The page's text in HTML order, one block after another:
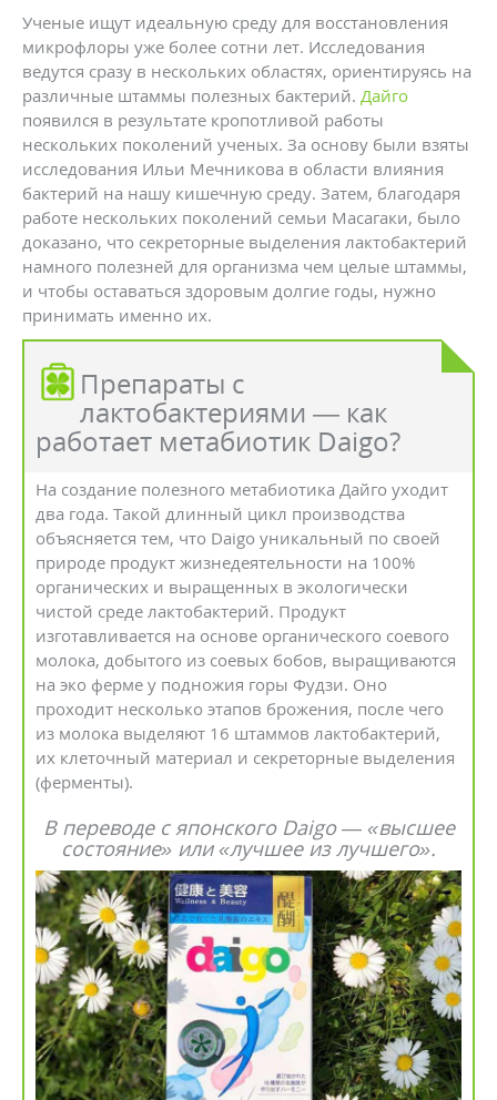
Ученые ищут идеальную среду для восстановления
микрофлоры уже более сотни лет. Исследования
ведутся сразу в нескольких областях, ориентируясь на
различные штаммы полезных бактерий. Дайго
появился в результате кропотливой работы
нескольких поколений ученых. За основу были взяты
исследования Ильи Мечникова в области влияния
бактерий на нашу кишечную среду. Затем, благодаря
работе нескольких поколений семьи Масагаки, было
доказано, что секреторные выделения лактобактерий
намного полезней для организма чем целые штаммы,
и чтобы оставаться здоровым долгие годы, нужно
принимать именно их.
Препараты с
лактобактериями — как
работает метабиотик Daigo?
На создание полезного метабиотика Дайго уходит
два года. Такой длинный цикл производства
объясняется тем, что Daigo уникальный по своей
природе продукт жизнедеятельности на 100%
органических и выращенных в экологически
чистой среде лактобактерий. Продукт
изготавливается на основе органического соевого
молока, добытого из соевых бобов, выращиваются
на эко ферме у подножия горы Фудзи. Оно
проходит несколько этапов брожения, после чего
из молока выделяют 16 штаммов лактобактерий,
их клеточный материал и секреторные выделения
(ферменты).
В переводе с японского Daigo — «высшее
состояние» или «лучшее из лучшего».